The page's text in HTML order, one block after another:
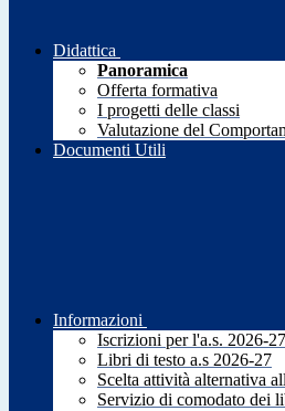
Didattica
Panoramica
Offerta formativa
I progetti delle classi
Valutazione del
Documenti Utili
Informazioni
Iscrizioni per l'a.s. 2026-27
Libri di testo a.s 2026-27
Scelta attività alternativa
Servizio di comodato dei